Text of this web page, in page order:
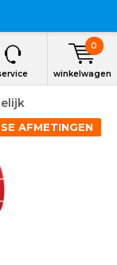
winkelwagen
0
AFMETINGEN